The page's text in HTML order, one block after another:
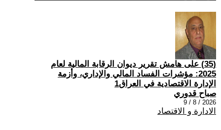
(35) على هامش تقرير ديوان الرقابة المالية لعام
2025: مؤشرات الفساد المالي والإداري، وأزمة
الإدارة الاقتصادية في العراق1
صباح قدوري
2026 / 8 / 9
الادارة و الاقتصاد